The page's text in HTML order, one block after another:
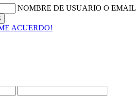
NOMBRE DE USUARIO O EMAIL
ACUERDO!